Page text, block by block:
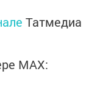
Татмедиа
MАХ: